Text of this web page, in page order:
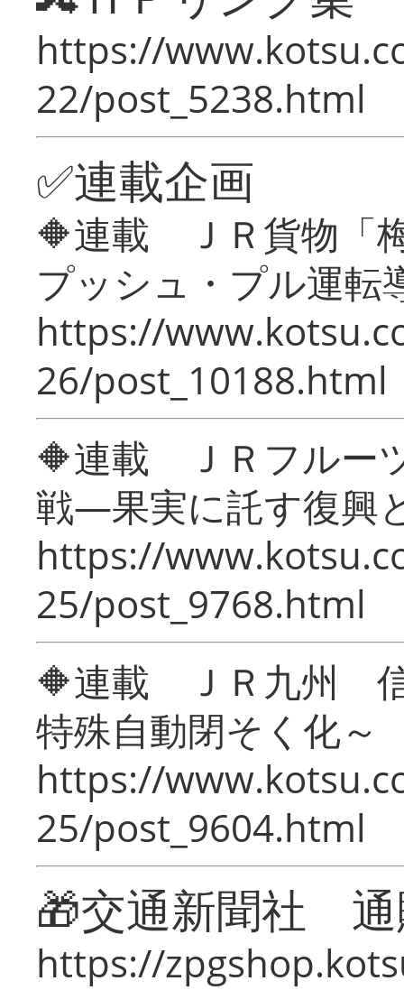
https://
22/post_5238.html
✅連載企画
🔶連載 ＪＲ貨物「
プッシュ・プル運転
https://
26/post_10188.html
🔶連載 ＪＲフルー
戦―果実に託す復興
https://
25/post_9768.html
🔶連載 ＪＲ九州 信
特殊自動閉そく化～
https://
25/post_9604.html
🎁交通新聞社
https://